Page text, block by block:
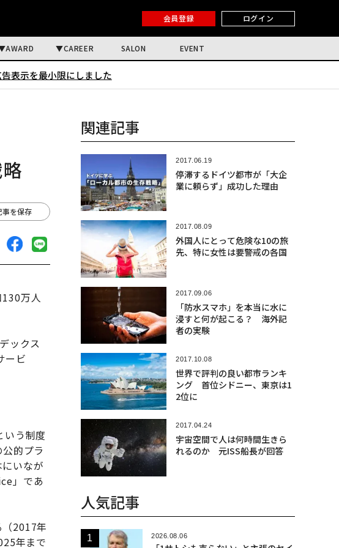
会員登録 ログイン
AWARD CAREER SALON EVENT
表示を最小限にしました
事を保存
万人
ックス
ービ
う制度
的プラ
いなが
」であ
2017年
年まで
関連記事
2017.06.19
停滞するドイツ都市が「大企
業に頼らず」成功した理由
2017.08.09
外国人にとって危険な10の旅
先、特に女性は要警戒の各国
2017.09.06
「防水スマホ」を本当に水に
浸すと何が起こる？ 海外記
者の実験
2017.10.08
世界で評判の良い都市ランキ
ング 首位シドニー、東京は1
2位に
2017.04.24
宇宙空間で人は何時間生きら
れるのか 元ISS船長が回答
人気記事
2026.08.06